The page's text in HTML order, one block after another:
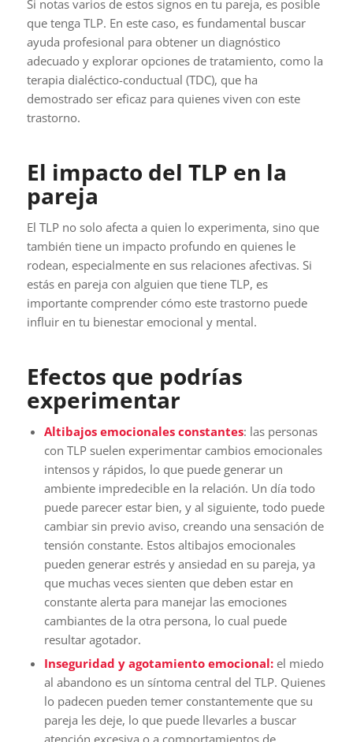
Si notas varios de estos signos en tu pareja, es posible
que tenga TLP. En este caso, es fundamental buscar
ayuda profesional para obtener un diagnóstico
adecuado y explorar opciones de tratamiento, como la
terapia dialéctico-conductual (TDC), que ha
demostrado ser eficaz para quienes viven con este
trastorno.
El impacto del TLP en la
pareja
El TLP no solo afecta a quien lo experimenta, sino que
también tiene un impacto profundo en quienes le
rodean, especialmente en sus relaciones afectivas. Si
estás en pareja con alguien que tiene TLP, es
importante comprender cómo este trastorno puede
influir en tu bienestar emocional y mental.
Efectos que podrías
experimentar
Altibajos emocionales constantes: las personas
con TLP suelen experimentar cambios emocionales
intensos y rápidos, lo que puede generar un
ambiente impredecible en la relación. Un día todo
puede parecer estar bien, y al siguiente, todo puede
cambiar sin previo aviso, creando una sensación de
tensión constante. Estos altibajos emocionales
pueden generar estrés y ansiedad en su pareja, ya
que muchas veces sienten que deben estar en
constante alerta para manejar las emociones
cambiantes de la otra persona, lo cual puede
resultar agotador.
Inseguridad y agotamiento emocional:el miedo
al abandono es un síntoma central del TLP. Quienes
lo padecen pueden temer constantemente que su
pareja les deje, lo que puede llevarles a buscar
atención excesiva o a comportamientos de